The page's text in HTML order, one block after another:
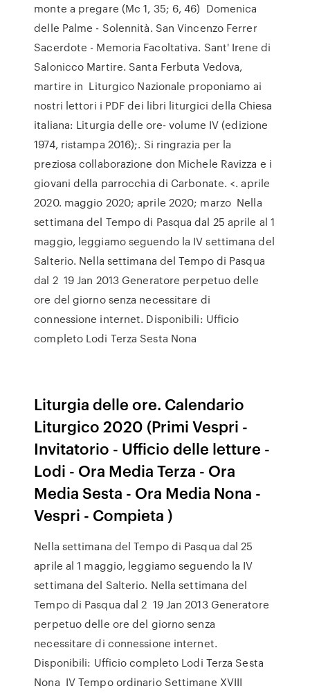
monte a pregare (Mc 1, 35; 6, 46) Domenica
delle Palme - Solennità. San Vincenzo Ferrer
Sacerdote - Memoria Facoltativa. Sant' Irene di
Salonicco Martire. Santa Ferbuta Vedova,
martire in Liturgico Nazionale proponiamo ai
nostri lettori i PDF dei libri liturgici della Chiesa
italiana: Liturgia delle ore- volume IV (edizione
1974, ristampa 2016);. Si ringrazia per la
preziosa collaborazione don Michele Ravizza e i
giovani della parrocchia di Carbonate. <. aprile
2020. maggio 2020; aprile 2020; marzo Nella
settimana del Tempo di Pasqua dal 25 aprile al 1
maggio, leggiamo seguendo la IV settimana del
Salterio. Nella settimana del Tempo di Pasqua
dal 2 19 Jan 2013 Generatore perpetuo delle
ore del giorno senza necessitare di
connessione internet. Disponibili: Ufficio
completo Lodi Terza Sesta Nona
Liturgia delle ore. Calendario
Liturgico 2020 (Primi Vespri -
Invitatorio - Ufficio delle letture -
Lodi - Ora Media Terza - Ora
Media Sesta - Ora Media Nona -
Vespri - Compieta )
Nella settimana del Tempo di Pasqua dal 25
aprile al 1 maggio, leggiamo seguendo la IV
settimana del Salterio. Nella settimana del
Tempo di Pasqua dal 2 19 Jan 2013 Generatore
perpetuo delle ore del giorno senza
necessitare di connessione internet.
Disponibili: Ufficio completo Lodi Terza Sesta
Nona IV Tempo ordinario Settimane XVIII